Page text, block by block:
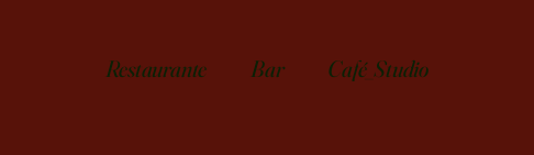
Restaurante Bar Café_Studio